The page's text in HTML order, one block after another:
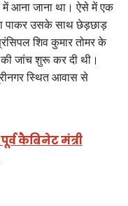
आना जाना था। ऐसे में एक
पाकर उसके साथ छेड़छाड़
शिव कुमार तोमर के
जांच शुरू कर दी थी।
स्थित आवास से
कैबिनेट मंत्री